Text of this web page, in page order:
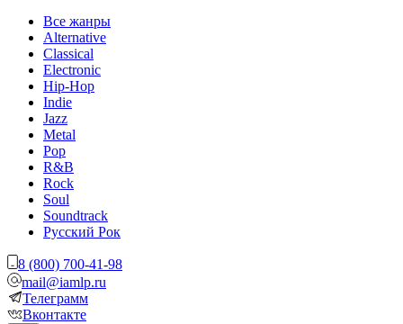
Все жанры
Alternative
Classical
Electronic
Hip-Hop
Indie
Jazz
Metal
Pop
R&B
Rock
Soul
Soundtrack
Русский Рок
8 (800) 700-41-98
mail@iamlp.ru
Телеграмм
Вконтакте